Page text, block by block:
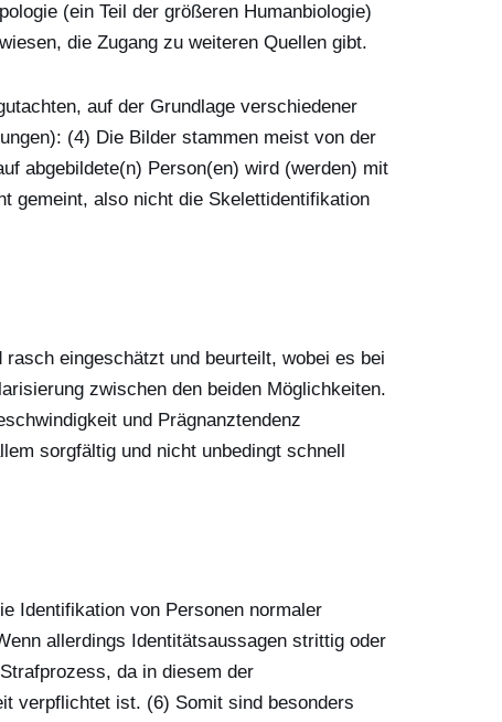
(ein Teil der größeren Humanbiologie)
die Zugang zu weiteren Quellen gibt.
auf der Grundlage verschiedener
(4) Die Bilder stammen meist von der
abgebildete(n) Person(en) wird (werden) mit
gemeint, also nicht die Skelettidentifikation
eingeschätzt und beurteilt, wobei es bei
zwischen den beiden Möglichkeiten.
und Prägnanztendenz
sorgfältig und nicht unbedingt schnell
Identifikation von Personen normaler
allerdings Identitätsaussagen strittig oder
da in diesem der
verpflichtet ist. (6) Somit sind besonders